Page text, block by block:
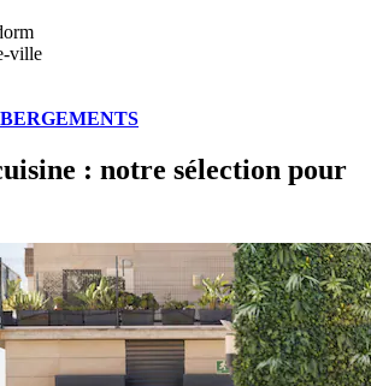
ville
: notre sélection pour